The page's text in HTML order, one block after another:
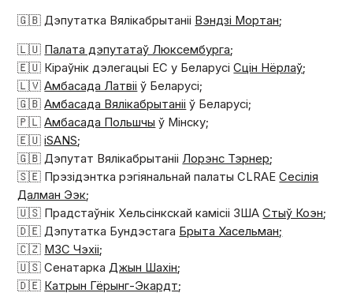
🇬🇧 Дэпутатка Вялікабрытаніі Вэндзі Мортан;
🇱🇺 Палата дэпутатаў Люксембурга;
🇪🇺 Кіраўнік дэлегацыі ЕС у БеларусіСцін Нёрлаў;
🇱🇻Амбасада Латвіі ў Беларусі;
🇬🇧Амбасада Вялікабрытаніі ў Беларусі;
🇵🇱Амбасада Польшчы ў Мінску;
🇪🇺iSANS;
🇬🇧 Дэпутат Вялікабрытаніі Лорэнс Тэрнер;
🇸🇪 Прэзідэнтка рэгіянальнай палаты CLRAEСесілія
Далман Ээк;
🇺🇸 Прадстаўнік Хельсінкскай камісіі ЗШАСтыў Коэн;
🇩🇪 Дэпутатка Бундэстага Брыта Хасельман;
🇨🇿 МЗС Чэхіі;
🇺🇸 СенатаркаДжын Шахін;
🇩🇪 Катрын Гёрынг-Экардт;